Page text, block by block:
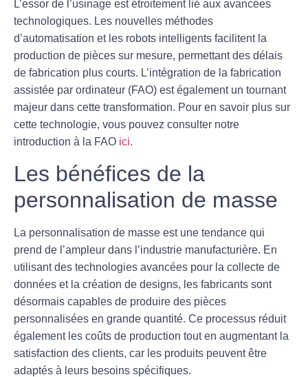
L’essor de l’usinage est étroitement lié aux avancées
technologiques. Les nouvelles méthodes
d’automatisation et les robots intelligents facilitent la
production de pièces sur mesure, permettant des délais
de fabrication plus courts. L’intégration de la fabrication
assistée par ordinateur (FAO) est également un tournant
majeur dans cette transformation. Pour en savoir plus sur
cette technologie, vous pouvez consulter notre
introduction à la FAO ici.
Les bénéfices de la
personnalisation de masse
La personnalisation de masse est une tendance qui
prend de l’ampleur dans l’industrie manufacturière. En
utilisant des technologies avancées pour la collecte de
données et la création de designs, les fabricants sont
désormais capables de produire des pièces
personnalisées en grande quantité. Ce processus réduit
également les coûts de production tout en augmentant la
satisfaction des clients, car les produits peuvent être
adaptés à leurs besoins spécifiques.